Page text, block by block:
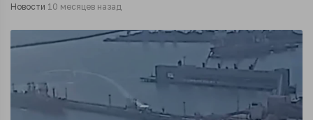
Новости 10 месяцев назад